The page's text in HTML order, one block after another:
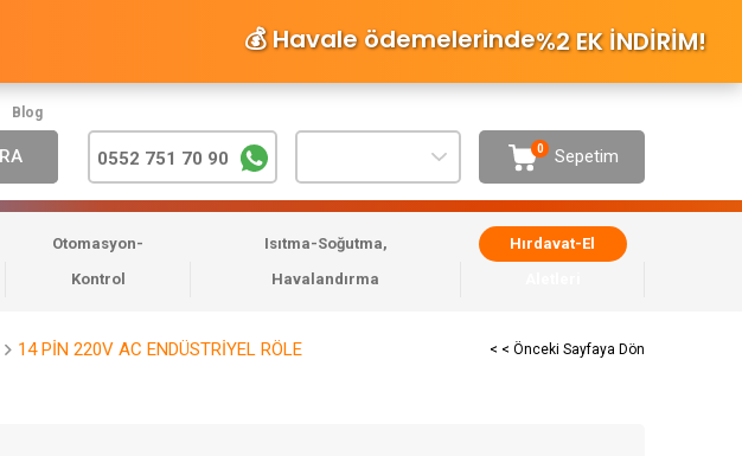
Blog
💰 Havale ödemelerinde%2 EK İNDİRİM!
Sepetim
0
0552 751 70 90
Otomasyon-
Kontrol
Isıtma-Soğutma,
Havalandırma
Hırdavat-El
14 PİN 220V AC ENDÜSTRİYEL RÖLE < < Önceki Sayfaya Dön